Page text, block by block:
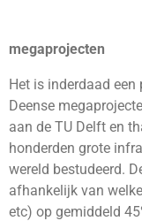
megaprojecten
Het is inderdaad
Deense
aan de TU Delft en
honderden grote
wereld bestudeerd.
afhankelijk van
etc) op gemiddeld